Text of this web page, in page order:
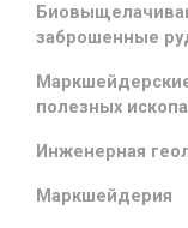
заброшенные
полезных
Инженерная
Маркшейдерия